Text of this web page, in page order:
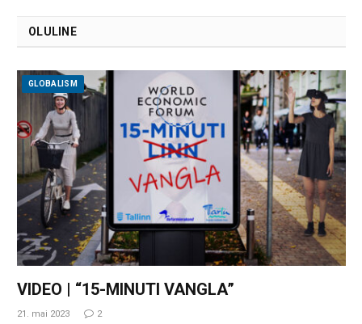
OLULINE
GLOBALISM
VIDEO | “15-MINUTI VANGLA”
21. mai 2023 2